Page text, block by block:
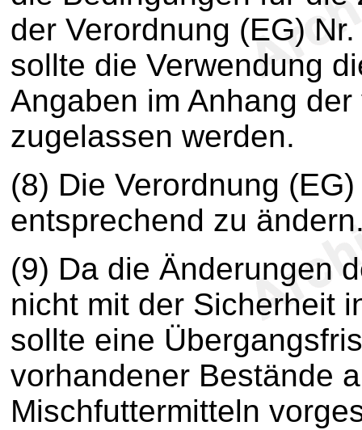
der Verordnung (EG)
sollte die Verwendung
Angaben im Anhang
zugelassen werden.
(8) Die Verordnung
entsprechend zu
(9) Da die Änderungen
nicht mit der Sicherheit
sollte eine
vorhandener Bestände
Mischfuttermitteln